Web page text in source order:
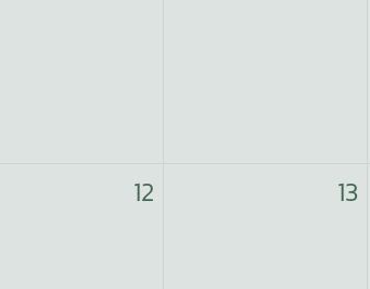
12 13